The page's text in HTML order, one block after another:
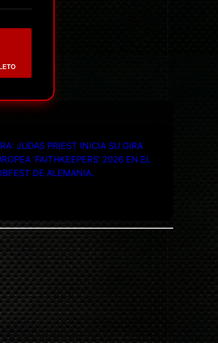
JUDAS PRIEST INICIA SU GIRA
‘FAITHKEEPERS’ 2026 EN EL
DE ALEMANIA.